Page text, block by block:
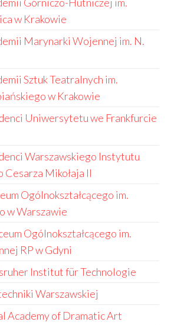
w Krakowie
Marynarki Wojennej im. N.
Sztuk Teatralnych im.
w Krakowie
Uniwersytetu we Frankfurcie
Warszawskiego Instytutu
Mikołaja II
Ogólnokształcącego im.
w Warszawie
Ogólnokształcącego im.
RP w Gdyni
Institut für Technologie
Warszawskiej
Academy of Dramatic Art